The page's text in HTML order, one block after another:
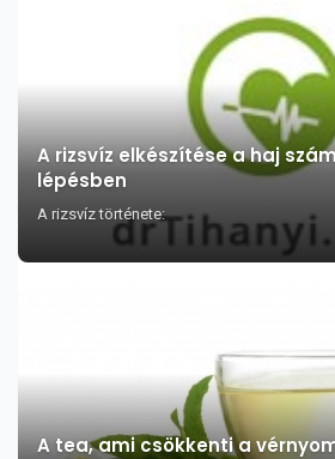
A rizsvíz elkészítése a haj
lépésben
A rizsvíz története:
A tea, ami csökkenti a